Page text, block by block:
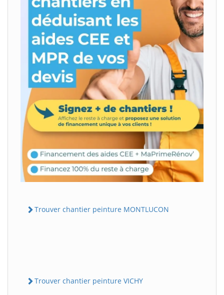
Trouver chantier peinture MONTLUCON
Trouver chantier peinture VICHY